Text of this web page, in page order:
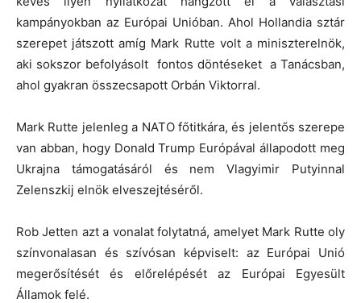
kampányokban az Európai Unióban. Ahol Hollandia sztár
szerepet játszott amíg Mark Rutte volt a miniszterelnök,
aki sokszor befolyásolt fontos döntéseket a Tanácsban,
ahol gyakran összecsapott Orbán Viktorral.
Mark Rutte jelenleg a NATO főtitkára, és jelentős szerepe
van abban, hogy Donald Trump Európával állapodott meg
Ukrajna támogatásáról és nem Vlagyimir Putyinnal
Zelenszkij elnök elveszejtéséről.
Rob Jetten azt a vonalat folytatná, amelyet Mark Rutte oly
színvonalasan és szívósan képviselt: az Európai Unió
megerősítését és előrelépését az Európai Egyesült
Államok felé.